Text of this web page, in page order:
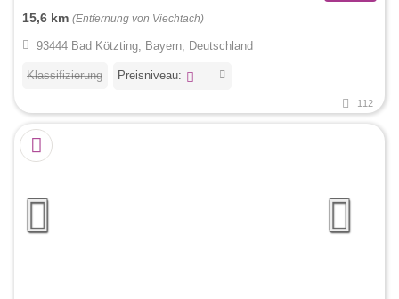
15,6 km (Entfernung von Viechtach)
93444 Bad Kötzting, Bayern, Deutschland
Klassifizierung Preisniveau:
112